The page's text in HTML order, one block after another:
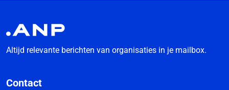
Altijd relevante berichten van organisaties in je mailbox.
Contact